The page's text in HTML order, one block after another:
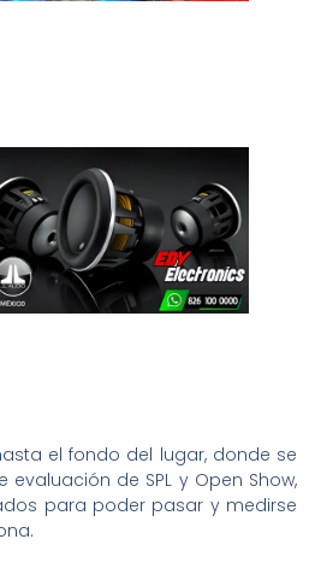
el fondo del lugar, donde se
de SPL y Open Show,
para poder pasar y medirse